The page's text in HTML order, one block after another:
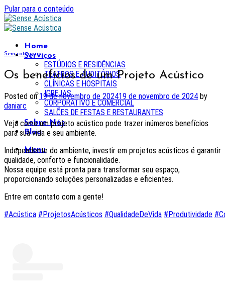
Pular para o conteúdo
Home
Serviços
ESTÚDIOS E RESIDÊNCIAS
TEATROS E AUDITÓRIOS
CLÍNICAS E HOSPITAIS
IGREJAS
CORPORATIVO E COMERCIAL
SALÕES DE FESTAS E RESTAURANTES
Sobre Nós
Blog
Menu
Sem categoria
Os benefícios de um Projeto Acústico
Posted on19 de novembro de 202419 de novembro de 2024 by
daniarc
Veja como um projeto acústico pode trazer inúmeros benefícios
para sua vida e seu ambiente.
Independente do ambiente, investir em projetos acústicos é garantir
qualidade, conforto e funcionalidade.
Nossa equipe está pronta para transformar seu espaço,
proporcionando soluções personalizadas e eficientes.
Entre em contato com a gente!
#Acústica #ProjetosAcústicos #QualidadeDeVida #Produtividade